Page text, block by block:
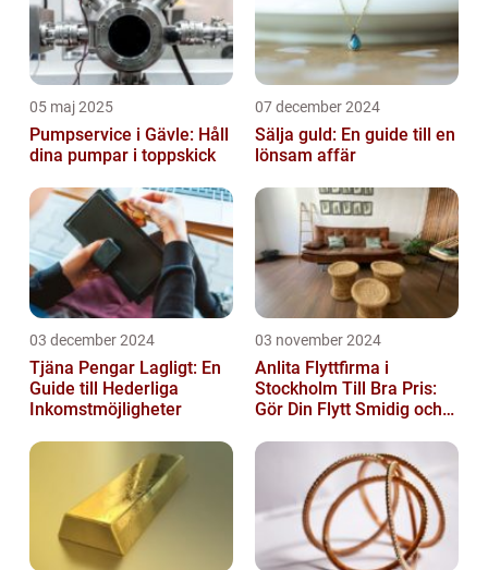
05 maj 2025
Pumpservice i Gävle: Håll
dina pumpar i toppskick
07 december 2024
Sälja guld: En guide till en
lönsam affär
03 december 2024
Tjäna Pengar Lagligt: En
Guide till Hederliga
Inkomstmöjligheter
03 november 2024
Anlita Flyttfirma i
Stockholm Till Bra Pris:
Gör Din Flytt Smidig och